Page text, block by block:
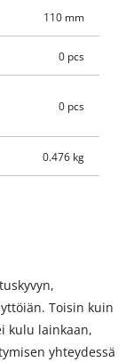
110 mm
0 pcs
0 pcs
0.476 kg
Toisin kuin
kulu lainkaan,
yhteydessä